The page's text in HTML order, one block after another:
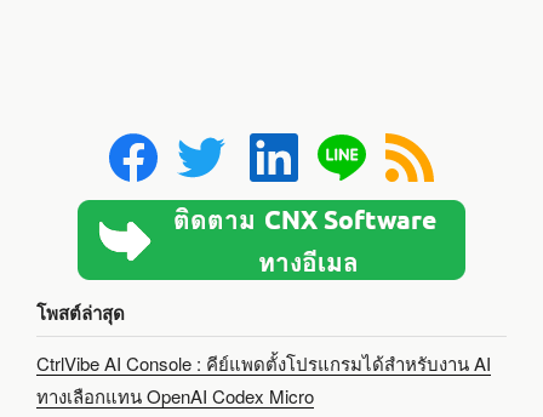
โพสต์ล่าสุด
CtrlVibe AI Console : คีย์แพดตั้งโปรแกรมได้สำหรับงาน AI
ทางเลือกแทน OpenAI Codex Micro